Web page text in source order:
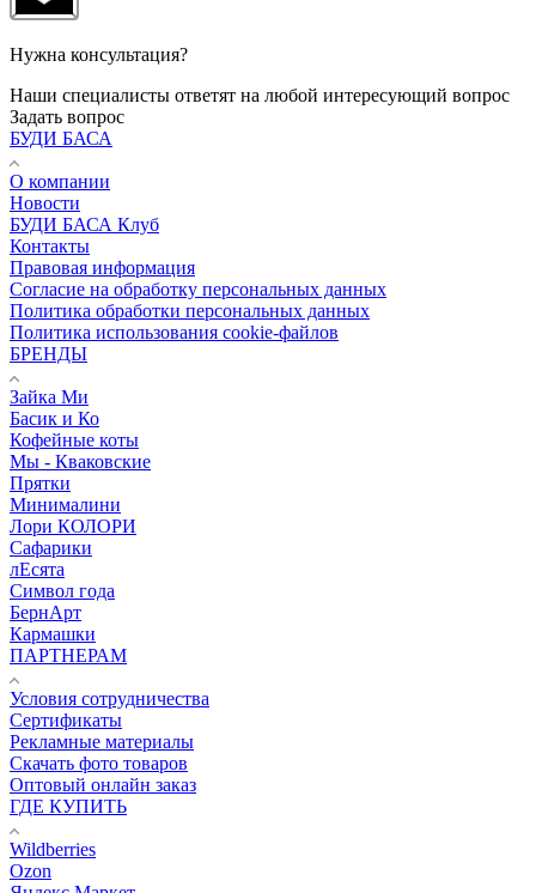
Нужна консультация?
Наши специалисты ответят на любой интересующий вопрос
Задать вопрос
БУДИ БАСА
О компании
Новости
БУДИ БАСА Клуб
Контакты
Правовая информация
Согласие на обработку персональных данных
Политика обработки персональных данных
Политика использования cookie-файлов
БРЕНДЫ
Зайка Ми
Басик и Ко
Кофейные коты
Мы - Кваковские
Прятки
Минималини
Лори КОЛОРИ
Сафарики
лЕсята
Символ года
БернАрт
Кармашки
ПАРТНЕРАМ
Условия сотрудничества
Сертификаты
Рекламные материалы
Скачать фото товаров
Оптовый онлайн заказ
ГДЕ КУПИТЬ
Wildberries
Ozon